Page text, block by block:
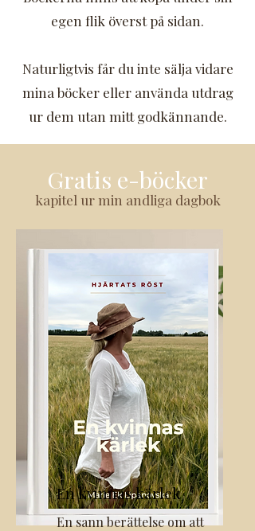
egen flik överst på sidan.
Naturligtvis får du inte sälja vidare
mina böcker eller använda utdrag
ur dem utan mitt godkännande.
Gratis e-böcker
kapitel ur min andliga dagbok
En kvinnas kärlek
En sann berättelse om att